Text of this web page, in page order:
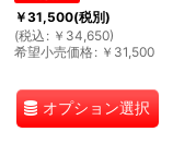
￥31,500(税別)
(税込 : ￥ 34,650)
希望小売価格: ￥ 31,500
オプション選択